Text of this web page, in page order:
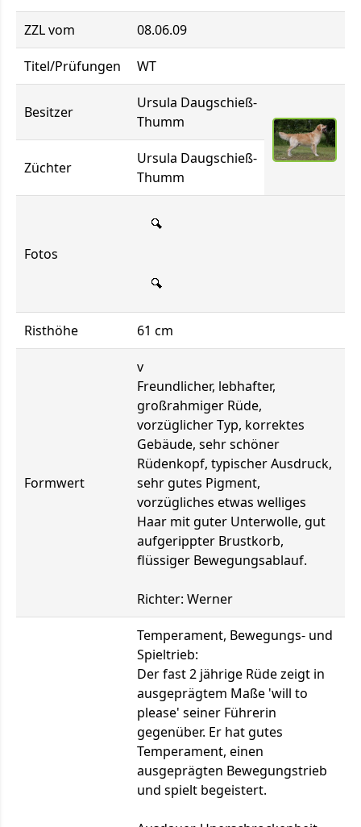
ZZL vom 08.06.09
Titel/Prüfungen WT
Besitzer
Ursula Daugschieß-
Thumm
Züchter
Ursula Daugschieß-
Thumm
Fotos
Risthöhe 61 cm
Formwert
v
Freundlicher, lebhafter,
großrahmiger Rüde,
vorzüglicher Typ, korrektes
Gebäude, sehr schöner
Rüdenkopf, typischer Ausdruck,
sehr gutes Pigment,
vorzügliches etwas welliges
Haar mit guter Unterwolle, gut
aufgerippter Brustkorb,
flüssiger Bewegungsablauf.
Richter: Werner
Temperament, Bewegungs- und
Spieltrieb:
Der fast 2 jährige Rüde zeigt in
ausgeprägtem Maße 'will to
please' seiner Führerin
gegenüber. Er hat gutes
Temperament, einen
ausgeprägten Bewegungstrieb
und spielt begeistert.